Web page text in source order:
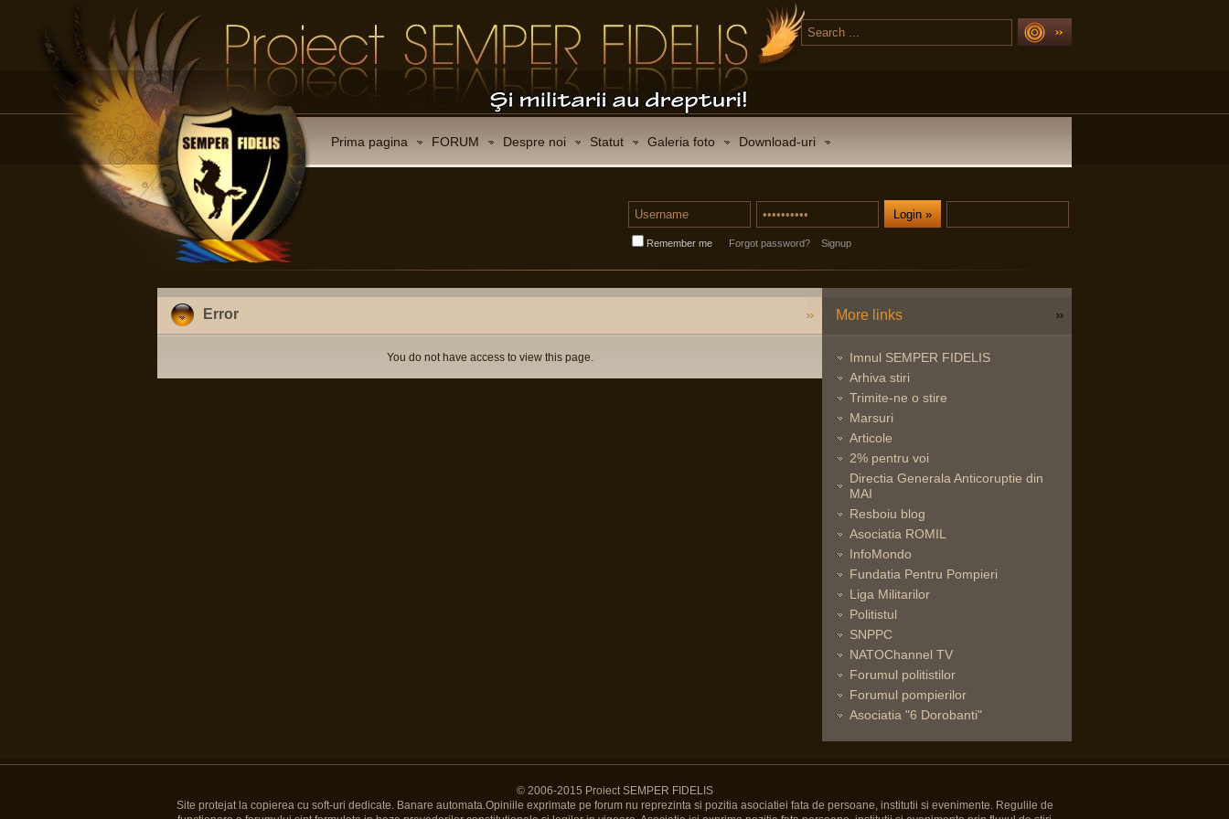
Prima pagina FORUM Despre noi Statut Galeria foto Download-uri
Remember me Forgot password? Signup
Error
You do not have access to view this page.
More links
Imnul SEMPER FIDELIS
Arhiva stiri
Trimite-ne o stire
Marsuri
Articole
2% pentru voi
Directia Generala Anticoruptie din
MAI
Resboiu blog
Asociatia ROMIL
InfoMondo
Fundatia Pentru Pompieri
Liga Militarilor
Politistul
SNPPC
NATOChannel TV
Forumul politistilor
Forumul pompierilor
Asociatia "6 Dorobanti"
© 2006-2015 Proiect SEMPER FIDELIS
Site protejat la copierea cu soft-uri dedicate. Banare automata.Opiniile exprimate pe forum nu reprezinta si pozitia asociatiei fata de persoane, institutii si evenimente. Regulile de